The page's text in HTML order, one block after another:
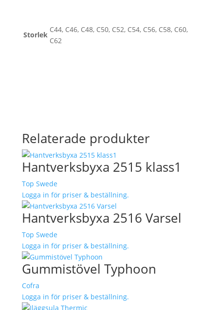
Storlek
C44, C46, C48, C50, C52, C54, C56, C58, C60,
C62
Relaterade produkter
Hantverksbyxa 2515 klass1
Top Swede
Logga in för priser & beställning.
Hantverksbyxa 2516 Varsel
Top Swede
Logga in för priser & beställning.
Gummistövel Typhoon
Cofra
Logga in för priser & beställning.